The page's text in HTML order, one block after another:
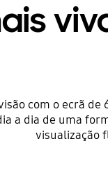
com o ecrã de
a dia de uma
visualização